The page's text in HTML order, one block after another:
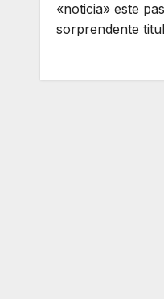
«noticia» este
sorprendente